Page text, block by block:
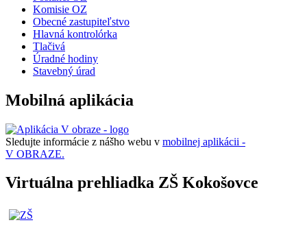
Komisie OZ
Obecné zastupiteľstvo
Hlavná kontrolórka
Tlačivá
Úradné hodiny
Stavebný úrad
Mobilná aplikácia
Sledujte informácie z nášho webu v mobilnej aplikácii -
V OBRAZE.
Virtuálna prehliadka ZŠ Kokošovce